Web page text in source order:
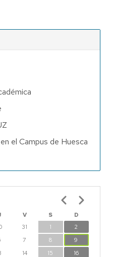
el Campus de Huesca
V S
D
31 1
2
7 8
9
14 15
16
Paginación